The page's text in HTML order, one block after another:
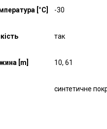
[°C] -30
так
[m] 10, 61
синтетичне